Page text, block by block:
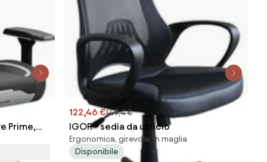
Prime,
122,46 €149,4 €
IGOR - sedia da ufficio
Ergonomica, girevole, in maglia
Disponibile